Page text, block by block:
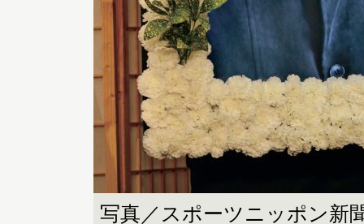
写真／スポーツニッポン新